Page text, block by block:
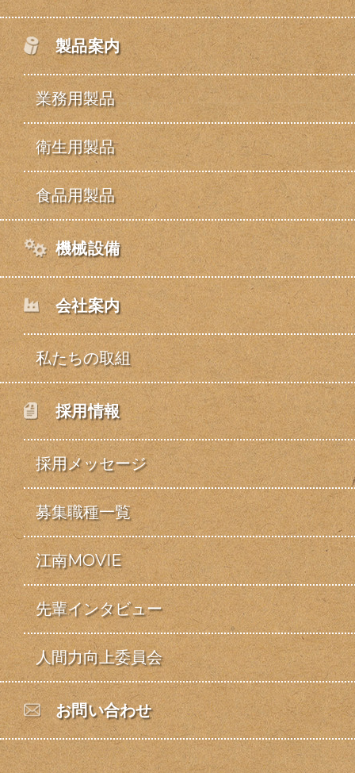
製品案内
業務用製品
衛生用製品
食品用製品
機械設備
会社案内
私たちの取組
採用情報
採用メッセージ
募集職種一覧
江南MOVIE
先輩インタビュー
人間力向上委員会
お問い合わせ